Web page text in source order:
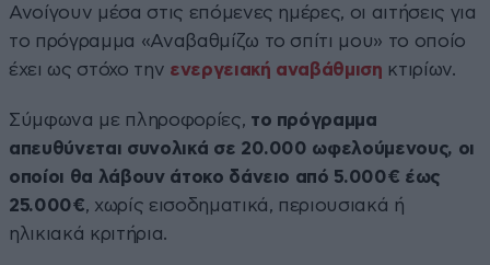
Ανοίγουν μέσα στις επόμενες ημέρες, οι αιτήσεις για
το πρόγραμμα «Αναβαθμίζω το σπίτι μου» το οποίο
έχει ως στόχο την ενεργειακή αναβάθμιση κτιρίων.
Σύμφωνα με πληροφορίες, το πρόγραμμα
απευθύνεται συνολικά σε 20.000 ωφελούμενους, οι
οποίοι θα λάβουν άτοκο δάνειο από 5.000€ έως
25.000€, χωρίς εισοδηματικά, περιουσιακά ή
ηλικιακά κριτήρια.